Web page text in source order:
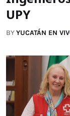
UPY
BYYUCATÁN EN